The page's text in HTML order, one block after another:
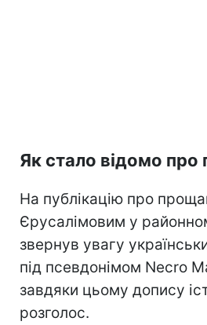
Як стало відомо про
На публікацію про
Єрусалімовим у
звернув увагу
під псевдонімом Necro
завдяки цьому допису
розголос.